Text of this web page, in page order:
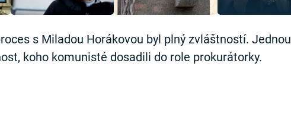
s Miladou Horákovou byl plný zvláštností. Jednou
koho komunisté dosadili do role prokurátorky.